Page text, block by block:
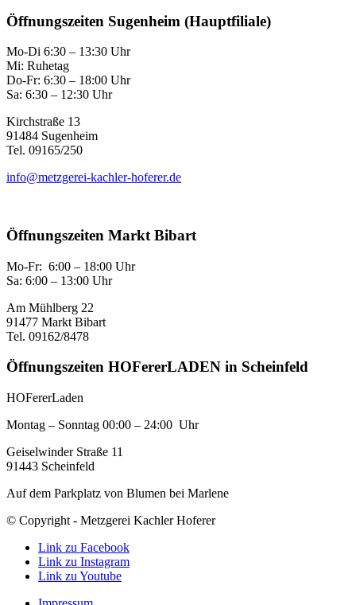
Öffnungszeiten Sugenheim (Hauptfiliale)
Mo-Di 6:30 – 13:30 Uhr
Mi: Ruhetag
Do-Fr: 6:30 – 18:00 Uhr
Sa: 6:30 – 12:30 Uhr
Kirchstraße 13
91484 Sugenheim
Tel. 09165/250
info@metzgerei-kachler-hoferer.de
Öffnungszeiten Markt Bibart
Mo-Fr: 6:00 – 18:00 Uhr
Sa: 6:00 – 13:00 Uhr
Am Mühlberg 22
91477 Markt Bibart
Tel. 09162/8478
Öffnungszeiten HOFererLADEN in Scheinfeld
HOFererLaden
Montag – Sonntag 00:00 – 24:00 Uhr
Geiselwinder Straße 11
91443 Scheinfeld
Auf dem Parkplatz von Blumen bei Marlene
© Copyright - Metzgerei Kachler Hoferer
Link zu Facebook
Link zu Instagram
Link zu Youtube